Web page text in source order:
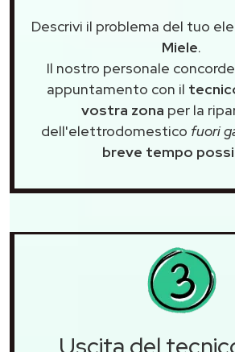
Descrivi il problema del tuo
Miele.
Il nostro personale
appuntamento con il
vostra zona per la
dell'elettrodomestico fuori
breve tempo